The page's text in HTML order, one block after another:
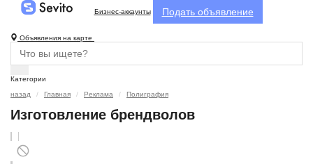
Бизнес-аккаунты Подать объявление
Объявления на карте
Категории
назад
Главная Реклама Полиграфия
Изготовление брендволов